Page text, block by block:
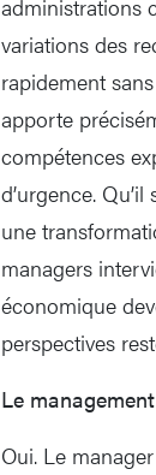
administrations
variations des
rapidement
apporte
compétences
d’urgence.
une
managers
économique
perspectives
Le
Oui. Le